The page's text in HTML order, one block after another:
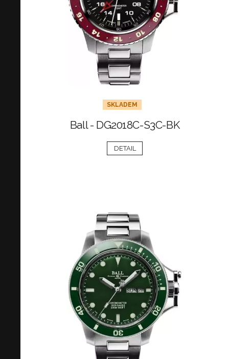
SKLADEM
Ball - DG2018C-S3C-BK
DETAIL